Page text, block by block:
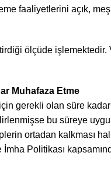
faaliyetlerini açık,
ölçüde
Muhafaza Etme
gerekli olan süre
bu süreye
ortadan kalkması
Politikası